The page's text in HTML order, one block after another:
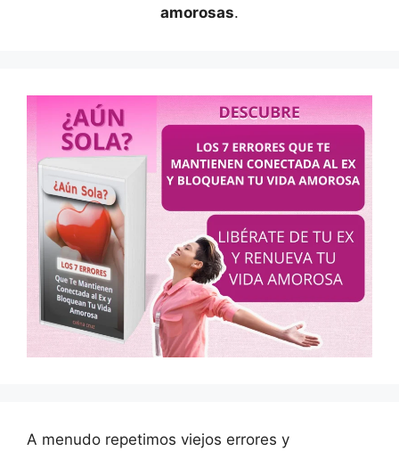
amorosas.
A menudo repetimos viejos errores y